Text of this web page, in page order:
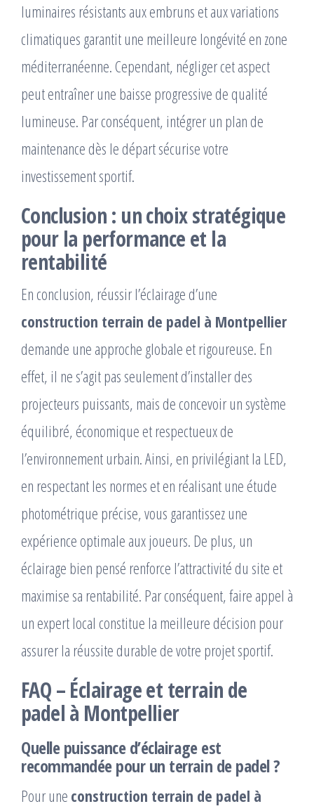
luminaires résistants aux embruns et aux variations
climatiques garantit une meilleure longévité en zone
méditerranéenne. Cependant, négliger cet aspect
peut entraîner une baisse progressive de qualité
lumineuse. Par conséquent, intégrer un plan de
maintenance dès le départ sécurise votre
investissement sportif.
Conclusion : un choix stratégique
pour la performance et la
rentabilité
En conclusion, réussir l’éclairage d’une
construction terrain de padel à Montpellier
demande une approche globale et rigoureuse. En
effet, il ne s’agit pas seulement d’installer des
projecteurs puissants, mais de concevoir un système
équilibré, économique et respectueux de
l’environnement urbain. Ainsi, en privilégiant la LED,
en respectant les normes et en réalisant une étude
photométrique précise, vous garantissez une
expérience optimale aux joueurs. De plus, un
éclairage bien pensé renforce l’attractivité du site et
maximise sa rentabilité. Par conséquent, faire appel à
un expert local constitue la meilleure décision pour
assurer la réussite durable de votre projet sportif.
FAQ – Éclairage et terrain de
padel à Montpellier
Quelle puissance d’éclairage est
recommandée pour un terrain de padel ?
Pour une construction terrain de padel à